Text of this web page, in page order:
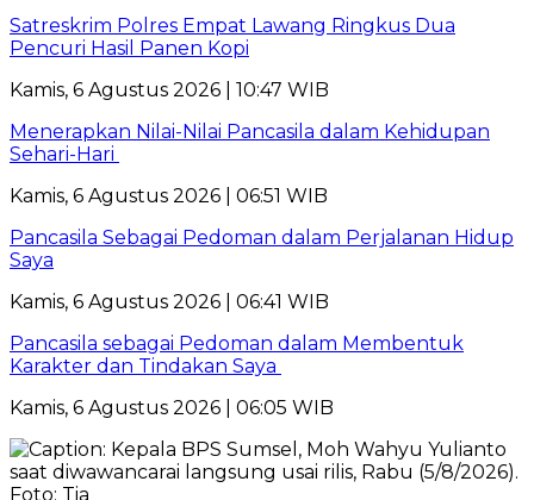
Satreskrim Polres Empat Lawang Ringkus Dua
Pencuri Hasil Panen Kopi
Kamis, 6 Agustus 2026 | 10:47 WIB
Menerapkan Nilai-Nilai Pancasila dalam Kehidupan
Sehari-Hari
Kamis, 6 Agustus 2026 | 06:51 WIB
Pancasila Sebagai Pedoman dalam Perjalanan Hidup
Saya
Kamis, 6 Agustus 2026 | 06:41 WIB
Pancasila sebagai Pedoman dalam Membentuk
Karakter dan Tindakan Saya
Kamis, 6 Agustus 2026 | 06:05 WIB